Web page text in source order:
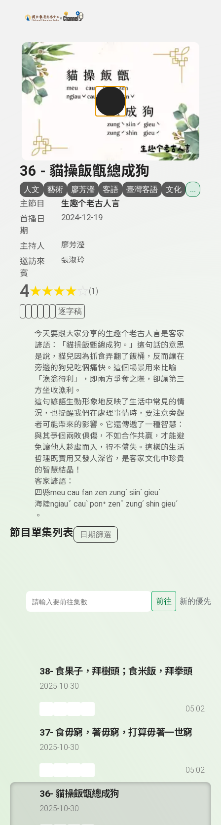
上方功能區塊
搜尋關鍵字：可輸入節目名稱、主持人或關鍵字
36 - 貓操飯甑總成狗
人文 藝術 廖芳瀅 客語 臺灣客語 文化 ...
主節目
生趣个老古人言
首播日
期
2024-12-19
主持人 廖芳瀅
邀訪來
賓
張淑玲
4★★★★ (1)
逐字稿
今天要跟大家分享的生趣个老古人言是客家
諺語：「貓操飯甑總成狗。」這句話的意思
是說，貓兒因為抓食弄翻了飯桶，反而讓在
旁邊的狗兒吃個痛快。這個場景用來比喻
「漁翁得利」，即兩方爭奪之際，卻讓第三
方坐收漁利。
這句諺語生動形象地反映了生活中常見的情
況，也提醒我們在處理事情時，要注意旁觀
者可能帶來的影響。它還傳遞了一種智慧：
與其爭個兩敗俱傷，不如合作共贏，才能避
免讓他人趁虛而入，得不償失。這樣的生活
哲理既實用又發人深省，是客家文化中珍貴
的智慧結晶！
客家諺語：
四縣meu cau fan zen zungˋ siinˊ gieuˋ
海陸ngiauˇ cauˋ pon⁺ zenˇ zungˊ shin gieuˊ
。
節目單集列表 日期篩選
前往 新的優先
38- 食果子，拜樹頭；食米飯，拜拳頭
2025-10-30
05:02
37- 食毋窮，著毋窮，打算毋著一世窮
2025-10-30
05:02
36- 貓操飯甑總成狗
2025-10-30